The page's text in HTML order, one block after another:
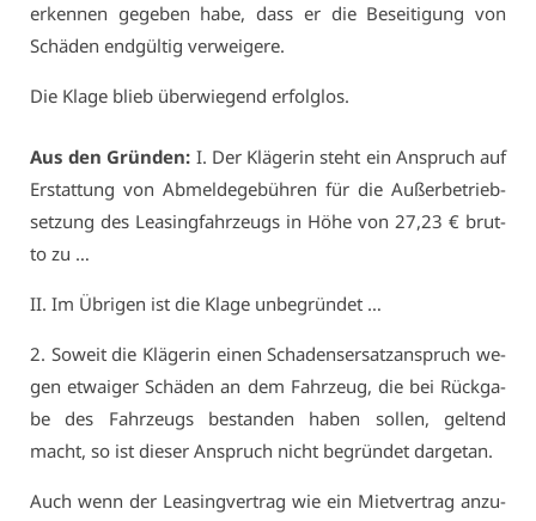
er­ken­nen ge­ge­ben ha­be, dass er die Be­sei­ti­gung von
Schä­den end­gül­tig ver­wei­ge­re.
Die Kla­ge blieb über­wie­gend er­folg­los.
Aus den Grün­den: I. Der Klä­ge­rin steht ein An­spruch auf
Er­stat­tung von Ab­mel­de­ge­büh­ren für die Au­ßer­be­trieb­
set­zung des Lea­sing­fahr­zeugs in Hö­he von 27,23 € brut­
to zu …
II. Im Üb­ri­gen ist die Kla­ge un­be­grün­det …
2. So­weit die Klä­ge­rin ei­nen Scha­dens­er­satz­an­spruch we­
gen et­wai­ger Schä­den an dem Fahr­zeug, die bei Rück­ga­
be des Fahr­zeugs be­stan­den ha­ben sol­len, gel­tend
macht, so ist die­ser An­spruch nicht be­grün­det dar­ge­tan.
Auch wenn der Lea­sing­ver­trag wie ein Miet­ver­trag an­zu­